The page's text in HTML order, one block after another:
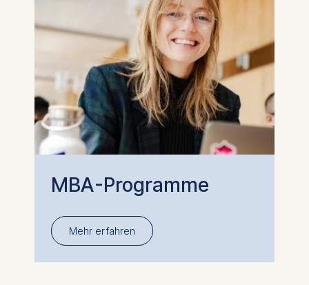
MBA-Programme
Mehr erfahren